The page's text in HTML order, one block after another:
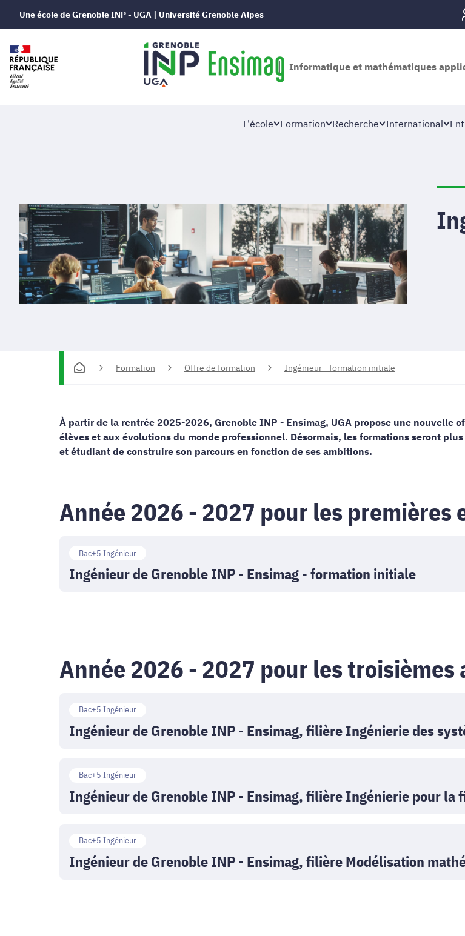
Une école de Grenoble INP - UGA | Université Grenoble Alpes
Informatique et mathématiques
L'école Formation Recherche International
Formation Offre de formation Ingénieur - formation initiale
À partir de la rentrée 2025-2026, Grenoble INP - Ensimag, UGA propose une nouvelle
élèves et aux évolutions du monde professionnel. Désormais, les formations seront
et étudiant de construire son parcours en fonction de ses ambitions.
Année 2026 - 2027 pour les premières
Ingénieur
de
Ensimag
-
formation
initiale
Bac+5 Ingénieur
Ingénieur de Grenoble INP - Ensimag - formation initiale
Année 2026 - 2027 pour les troisièmes
Ingénieur
de
INP
filière
Ingénierie
Bac+5 Ingénieur
Ingénieur de Grenoble INP - Ensimag, filière Ingénierie des
Ingénieur
de
INP
Bac+5 Ingénieur
Ingénieur de Grenoble INP - Ensimag, filière Ingénierie pour la
Ingénieur
de
Bac+5 Ingénieur
Ingénieur de Grenoble INP - Ensimag, filière Modélisation